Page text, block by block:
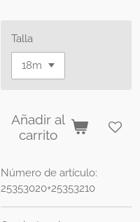
Talla
Añadir al
carrito
Número de artículo:
25353020+25353210